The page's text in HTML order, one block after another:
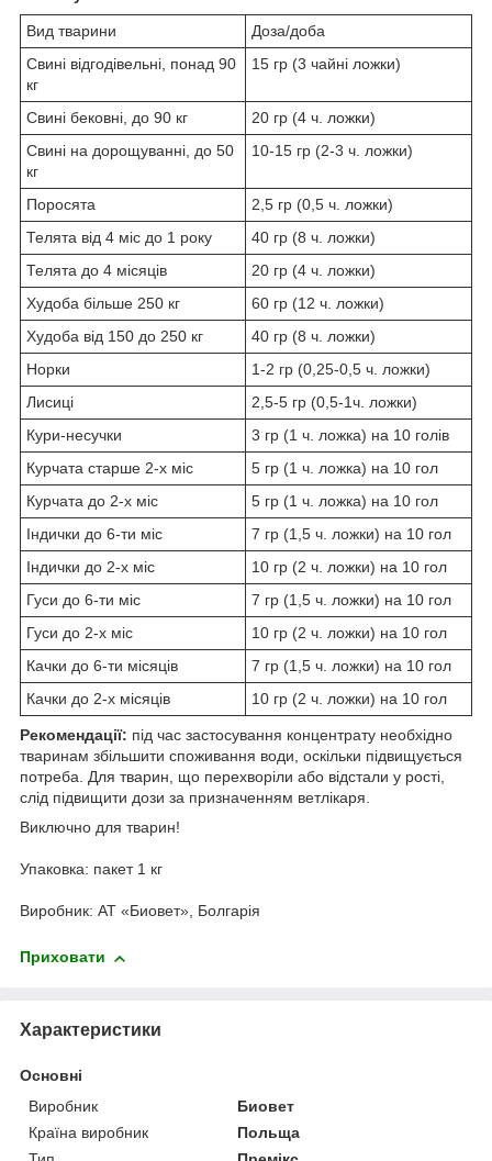
Вид тварини
Доза/доба
Свині відгодівельні, понад 90
кг
15 гр (3 чайні ложки)
Свині бековні, до 90 кг
20 гр (4 ч. ложки)
Свині на дорощуванні, до 50
кг
10-15 гр (2-3 ч. ложки)
Поросята
2,5 гр (0,5 ч. ложки)
Телята від 4 міс до 1 року
40 гр (8 ч. ложки)
Телята до 4 місяців
20 гр (4 ч. ложки)
Худоба більше 250 кг
60 гр (12 ч. ложки)
Худоба від 150 до 250 кг
40 гр (8 ч. ложки)
Норки
1-2 гр (0,25-0,5 ч. ложки)
Лисиці
2,5-5 гр (0,5-1ч. ложки)
Кури-несучки
3 гр (1 ч. ложка) на 10 голів
Курчата старше 2-х міс
5 гр (1 ч. ложка) на 10 гол
Курчата до 2-х міс
5 гр (1 ч. ложка) на 10 гол
Індички до 6-ти міс
7 гр (1,5 ч. ложки) на 10 гол
Індички до 2-х міс
10 гр (2 ч. ложки) на 10 гол
Гуси до 6-ти міс
7 гр (1,5 ч. ложки) на 10 гол
Гуси до 2-х міс
10 гр (2 ч. ложки) на 10 гол
Качки до 6-ти місяців
7 гр (1,5 ч. ложки) на 10 гол
Качки до 2-х місяців
10 гр (2 ч. ложки) на 10 гол
Рекомендації: під час застосування концентрату необхідно
тваринам збільшити споживання води, оскільки підвищується
потреба. Для тварин, що перехворіли або відстали у рості,
слід підвищити дози за призначенням ветлікаря.
Виключно для тварин!
Упаковка: пакет 1 кг
Виробник: АТ «Биовет», Болгарія
Приховати
Характеристики
Основні
Виробник
Биовет
Країна виробник
Польща